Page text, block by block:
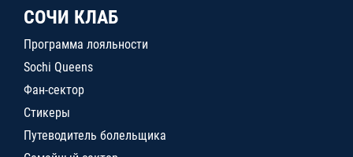
СОЧИ КЛАБ
Программа лояльности
Sochi Queens
Фан-сектор
Стикеры
Путеводитель болельщика